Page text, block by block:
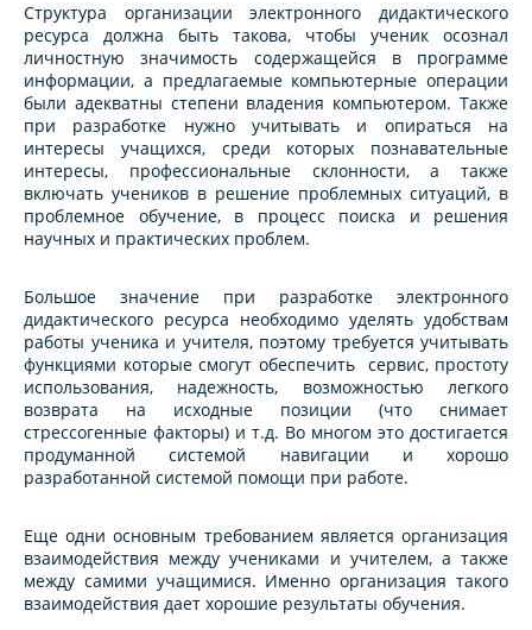
Структура организации электронного дидактического
ресурса должна быть такова, чтобы ученик осознал
личностную значимость содержащейся в программе
информации, а предлагаемые компьютерные операции
были адекватны степени владения компьютером. Также
при разработке нужно учитывать и опираться на
интересы учащихся, среди которых познавательные
интересы, профессиональные склонности, а также
включать учеников в решение проблемных ситуаций, в
проблемное обучение, в процесс поиска и решения
научных и практических проблем.
Большое значение при разработке электронного
дидактического ресурса необходимо уделять удобствам
работы ученика и учителя, поэтому требуется учитывать
функциями которые смогут обеспечить сервис, простоту
использования, надежность, возможностью легкого
возврата на исходные позиции (что снимает
стрессогенные факторы) и т.д. Во многом это достигается
продуманной системой навигации и хорошо
разработанной системой помощи при работе.
Еще одни основным требованием является организация
взаимодействия между учениками и учителем, а также
между самими учащимися. Именно организация такого
взаимодействия дает хорошие результаты обучения.